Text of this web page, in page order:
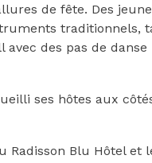
de fête. Des
traditionnels,
des pas de danse
ses hôtes aux
Radisson Blu Hôtel et